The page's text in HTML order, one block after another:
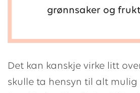
grønnsaker og
Det kan kanskje virke litt
skulle ta hensyn til alt mulig